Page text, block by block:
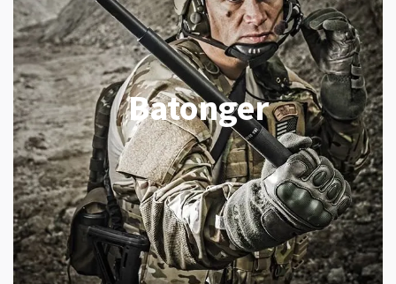
Batonger